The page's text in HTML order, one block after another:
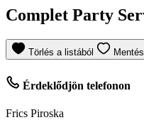
Complet Party
Törlés a listából
Érdeklődjön telefonon
Frics Piroska